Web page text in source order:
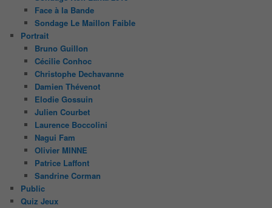
Face à la Bande
Sondage Le Maillon Faible
Portrait
Bruno Guillon
Cécilie Conhoc
Christophe Dechavanne
Damien Thévenot
Elodie Gossuin
Julien Courbet
Laurence Boccolini
Nagui Fam
Olivier MINNE
Patrice Laffont
Sandrine Corman
Public
Quiz Jeux